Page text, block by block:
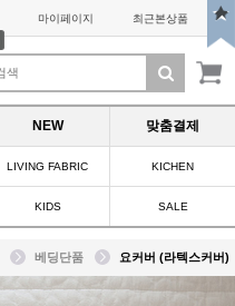
마이페이지 최근본상품
NEW 맞춤결제
LIVING FABRIC KICHEN
KIDS SALE
베딩단품 요커버 (라텍스커버)